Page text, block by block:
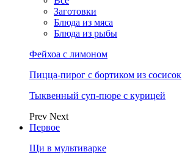
Заготовки
Блюда из мяса
Блюда из рыбы
Фейхоа с лимоном
Пицца-пирог с бортиком из сосисок
Тыквенный суп-пюре с курицей
Prev Next
Первое
Щи в мультиварке